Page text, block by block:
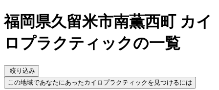
福岡県久留米市南薫西町 カイ
ロプラクティックの一覧
絞り込み
この地域であなたにあったカイロプラクティックを見つけるには